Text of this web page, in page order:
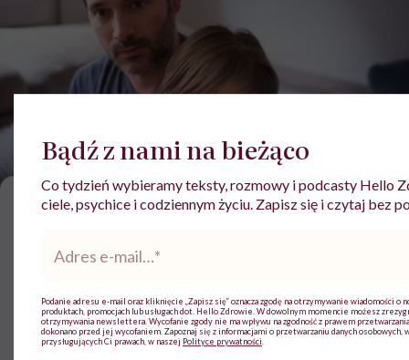
fot. Mayte Torres, Getty Images
D iagnoza, zwłaszcza u małego dziecka,
Nie mówi jeszcze, jak będzie wyglądało
dalsze życie, czy trudności będą dotyczyć
tylko spektrum autyzmu, czy pojawią się
dodatkowe wyzwania, czy dziecko przy
Bądź z nami na bieżąco
Co tydzień wybieramy teksty, rozmowy i podcasty Hello
ciele, psychice i codziennym życiu. Zapisz się i czytaj bez
*
Podanie adresu e-mail oraz kliknięcie „Zapisz się” oznacza zgodę na otrzymywanie wiadomości o
produktach, promocjach lub usługach dot. Hello Zdrowie. W dowolnym momencie możesz
otrzymywania newslettera. Wycofanie zgody nie ma wpływu na zgodność z prawem
dokonano przed jej wycofaniem. Zapoznaj się z informacjami o przetwarzaniu danych osobowych,
przysługujących Ci prawach, w naszej Polityce prywatności